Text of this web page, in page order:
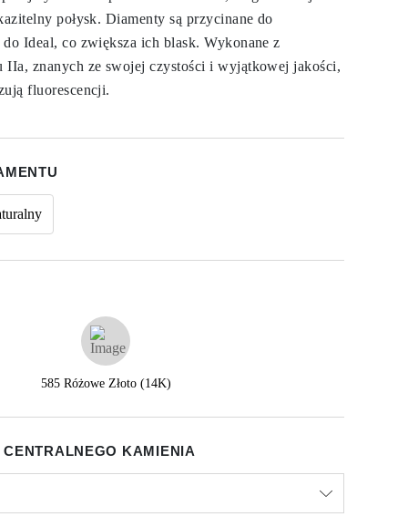
połysk. Diamenty są przycinane do
Ideal, co zwiększa ich blask. Wykonane z
znanych ze swojej czystości i wyjątkowej jakości,
fluorescencji.
585 Różowe Złoto (14K)
KAMIENIA